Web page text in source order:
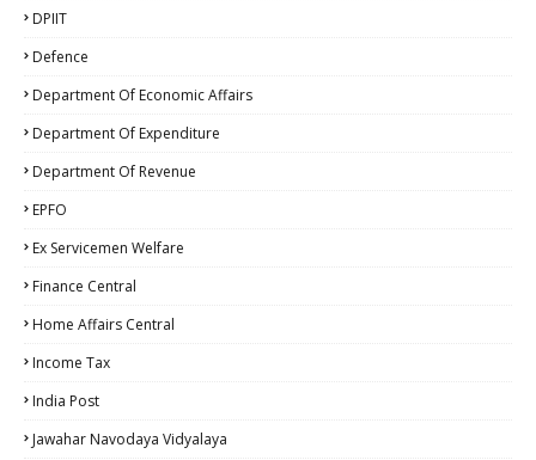
DPIIT
Defence
Department Of Economic Affairs
Department Of Expenditure
Department Of Revenue
EPFO
Ex Servicemen Welfare
Finance Central
Home Affairs Central
Income Tax
India Post
Jawahar Navodaya Vidyalaya